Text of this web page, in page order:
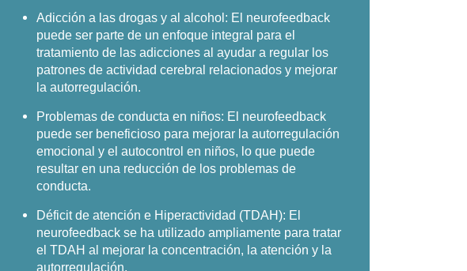
Adicción a las drogas y al alcohol: El neurofeedback
puede ser parte de un enfoque integral para el
tratamiento de las adicciones al ayudar a regular los
patrones de actividad cerebral relacionados y mejorar
la autorregulación.
Problemas de conducta en niños: El neurofeedback
puede ser beneficioso para mejorar la autorregulación
emocional y el autocontrol en niños, lo que puede
resultar en una reducción de los problemas de
conducta.
Déficit de atención e Hiperactividad (TDAH): El
neurofeedback se ha utilizado ampliamente para tratar
el TDAH al mejorar la concentración, la atención y la
autorregulación.